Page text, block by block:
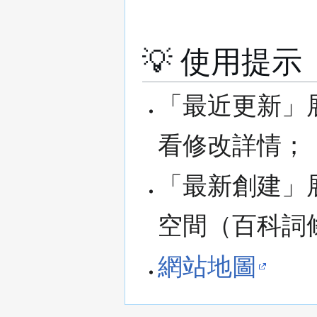
💡 使用提示
「最近更新
看修改詳情；
「最新創建
空間（百科詞
網站地圖